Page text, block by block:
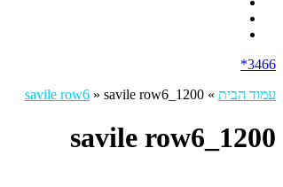
3466*
עמוד הבית »
savile row6 » savile row6_1200
savile row6_1200